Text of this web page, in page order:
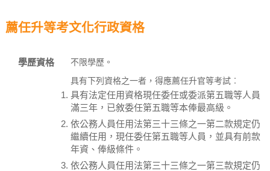
薦任升等考文化行政資格
學歷資格 不限學歷。
具有下列資格之一者，得應薦任升官等考試︰
具有法定任用資格現任委任或委派第五職等人員
滿三年，已敘委任第五職等本俸最高級。
依公務人員任用法第三十三條之一第二款規定仍
繼續任用，現任委任第五職等人員，並具有前款
年資、俸級條件。
依公務人員任用法第三十三條之一第三款規定仍